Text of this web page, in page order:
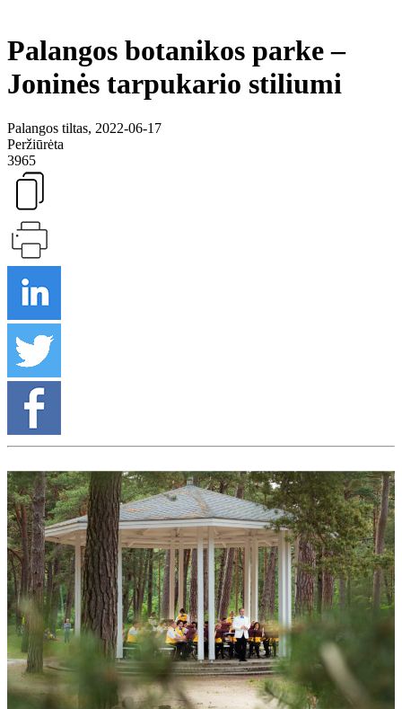
Palangos botanikos parke –
Joninės tarpukario stiliumi
Palangos tiltas, 2022-06-17
Peržiūrėta
3965